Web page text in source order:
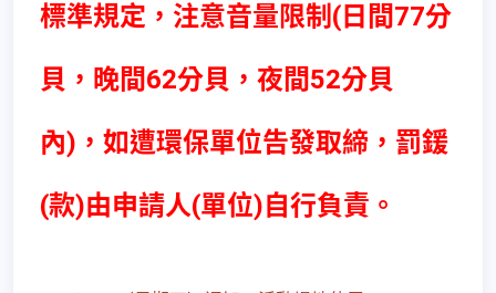
標準規定，注意音量限制(日間77分
貝，晚間62分貝，夜間52分貝
內)，如遭環保單位告發取締，罰鍰
(款)由申請人(單位)自行負責。